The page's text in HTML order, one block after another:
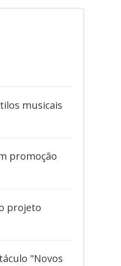
musicais
promoção
projeto
"Novos